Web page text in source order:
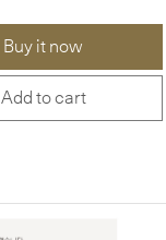
Buy it now
Add to cart